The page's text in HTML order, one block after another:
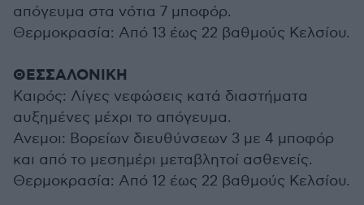
απόγευμα στα νότια 7 μποφόρ.
Θερμοκρασία: Από 13 έως 22 βαθμούς Κελσίου.
ΘΕΣΣΑΛΟΝΙΚΗ
Καιρός: Λίγες νεφώσεις κατά διαστήματα
αυξημένες μέχρι το απόγευμα.
Ανεμοι: Βορείων διευθύνσεων 3 με 4 μποφόρ
και από το μεσημέρι μεταβλητοί ασθενείς.
Θερμοκρασία: Από 12 έως 22 βαθμούς Κελσίου.